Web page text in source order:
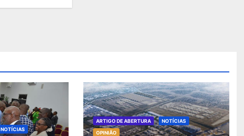
NOTÍCIAS
ARTIGO DE ABERTURA
NOTÍCIAS
OPINIÃO